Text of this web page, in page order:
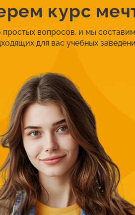
курс
простых вопросов, и мы
для вас учебных